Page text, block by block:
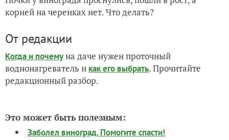
корней на черенках нет. Что делать?
От редакции
Когда и почемуна даче нужен проточный
воднонагреватель и как его выбрать. Прочитайте
редакционный разбор.
Это может быть полезным:
Заболел виноград. Помогите спасти!